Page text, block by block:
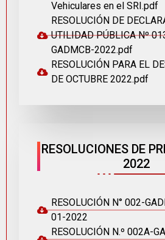
Vehiculares en el SRI.pdf
RESOLUCIÓN DE
UTILIDAD PÚBLICA Nº
GADMCB-2022.pdf
RESOLUCIÓN PARA EL
DE OCTUBRE 2022.pdf
RESOLUCIONES DE
2022
RESOLUCIÓN N° 002-
01-2022
RESOLUCIÓN N.º 002A-